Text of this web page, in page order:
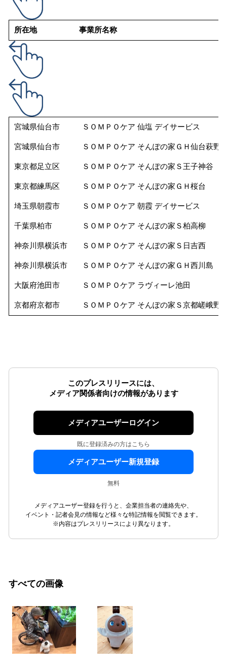
所在地 事業所名称
宮城県仙台市 ＳＯＭＰＯケア 仙塩 デイサービス
宮城県仙台市 ＳＯＭＰＯケア そんぽの家ＧＨ仙台萩野
東京都足立区 ＳＯＭＰＯケア そんぽの家Ｓ王子神谷
東京都練馬区 ＳＯＭＰＯケア そんぽの家ＧＨ桜台
埼玉県朝霞市 ＳＯＭＰＯケア 朝霞 デイサービス
千葉県柏市 ＳＯＭＰＯケア そんぽの家Ｓ柏高柳
神奈川県横浜市 ＳＯＭＰＯケア そんぽの家Ｓ日吉西
神奈川県横浜市 ＳＯＭＰＯケア そんぽの家ＧＨ西川島
大阪府池田市 ＳＯＭＰＯケア ラヴィーレ池田
京都府京都市 ＳＯＭＰＯケア そんぽの家Ｓ京都嵯峨野
このプレスリリースには、
メディア関係者向けの情報があります
メディアユーザーログイン
既に登録済みの方はこちら
メディアユーザー新規登録
無料
メディアユーザー登録を行うと、企業担当者の連絡先や、
イベント・記者会見の情報など様々な特記情報を閲覧できます。
※内容はプレスリリースにより異なります。
すべての画像